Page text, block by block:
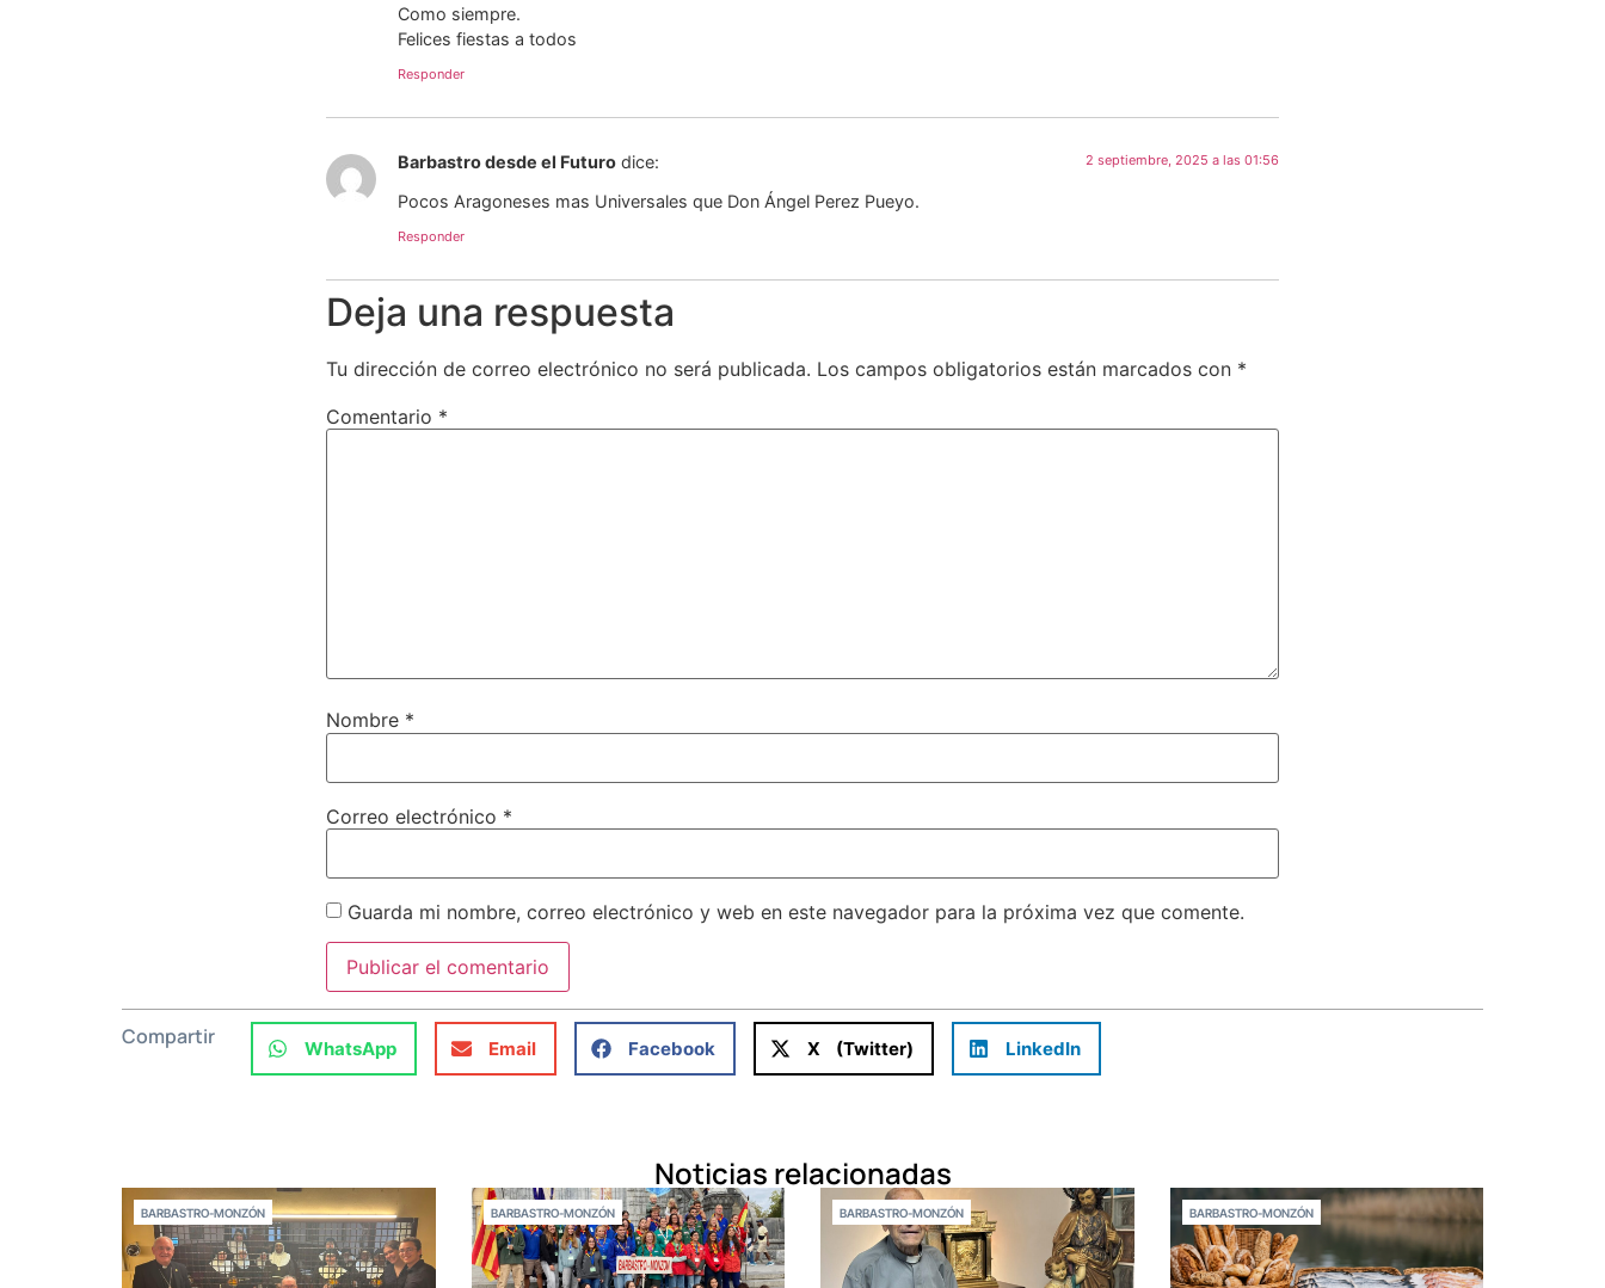
Como siempre.
Felices fiestas a todos
Responder
Barbastro desde el Futuro dice: 2 septiembre, 2025 a las 01:56
Pocos Aragoneses mas Universales que Don Ángel Perez Pueyo.
Responder
Deja una respuesta
Tu dirección de correo electrónico no será publicada. Los campos obligatorios están marcados con *
Comentario *
Nombre *
Correo electrónico *
Guarda mi nombre, correo electrónico y web en este navegador para la próxima vez que comente.
Compartir WhatsApp Email Facebook X (Twitter) LinkedIn
Noticias relacionadas
BARBASTRO-MONZÓN BARBASTRO-MONZÓN BARBASTRO-MONZÓN BARBASTRO-MONZÓN